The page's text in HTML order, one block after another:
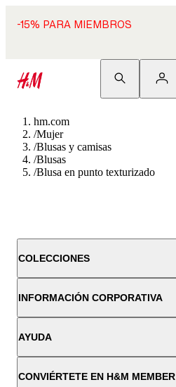
-15% PARA MIEMBROS
hm.com
/Mujer
/Blusas y camisas
/Blusas
/Blusa en punto texturizado
COLECCIONES
INFORMACIÓN CORPORATIVA
AYUDA
CONVIÉRTETE EN H&M MEMBER